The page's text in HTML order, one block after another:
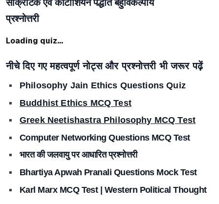
सॉक्रेटिक एवं कार्टीशियन पद्धति बहुविकल्पीय
प्रश्नोत्तरी
Loading quiz...
नीचे दिए गए महत्वपूर्ण नोट्स और प्रश्नोत्तरी भी जरूर पढ़ें
Philosophy Jain Ethics Questions Quiz
Buddhist Ethics MCQ Test
Greek Neetishastra Philosophy MCQ Test
Computer Networking Questions MCQ Test
भारत की जलवायु पर आधारित प्रश्नोत्तरी
Bhartiya Apwah Pranali Questions Mock Test
Karl Marx MCQ Test | Western Political Thought